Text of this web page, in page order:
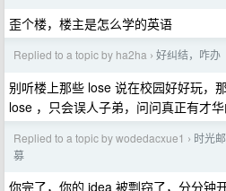
歪个楼，楼主是怎么学的英语
Replied to a topic by ha2ha › 好纠结，咋办
别听楼上那些 lose 说在校园好好玩，
lose ，只会误人子弟，问问真正有才
Replied to a topic by wodedacxue1 › 时光
募
你完了，你的 idea 被剽窃了，分分钟